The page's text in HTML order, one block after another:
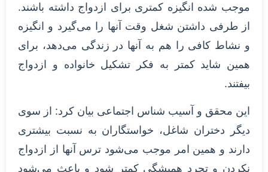
موجب شده انگیزه کمتری برای ازدواج داشته باشند.
از طرفی داشتن شغل وقت آنها را می‌گیرد و انگیزه
و نشاط کافی را هم به آنها در زندگی می‌دهد، برای
همین شاید کمتر به فکر تشکیل خانواده و ازدواج
بیفتند.
این محقق و آسیب شناس اجتماعی بیان کرد: از سوی
دیگر دختران شاغل، خواستگاران به نسبت بیشتری
دارند و همین امر موجب می‌شود ترس آنها از ازدواج
نکردن و تجرد همیشگی کمتر شود و باعث می‌شود